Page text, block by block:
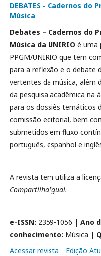
DEBATES - Cadernos do
Música
Debates – Cadernos do
Música da UNIRIO é uma
PPGM/UNIRIO que tem
para a reflexão e o debate
vertentes da música, além
da pesquisa acadêmica na
para os dossiês temáticos
comissão editorial, bem
submetidos em fluxo
português, espanhol e
A revista tem utiliza a
CompartilhaIgual.
e-ISSN: 2359-1056 | Ano
conhecimento: Música |
Acessar revista
Edição